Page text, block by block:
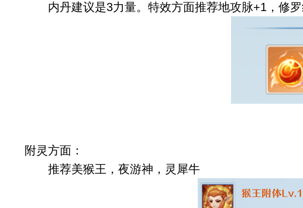
内丹建议是3力量。特效方面推荐地攻脉+1，修
附灵方面：
推荐美猴王，夜游神，灵犀牛